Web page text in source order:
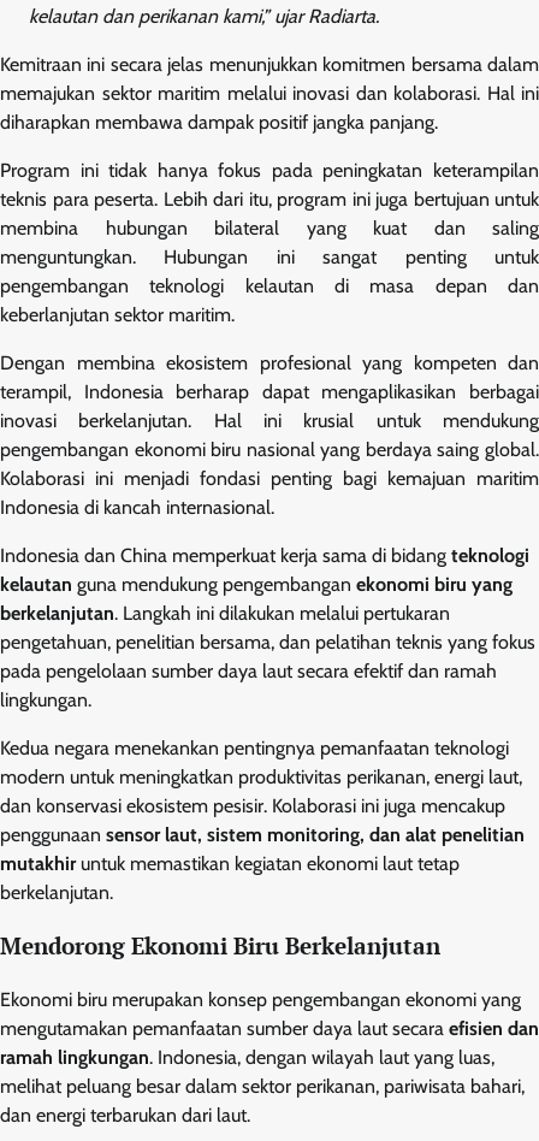
kelautan dan perikanan kami,” ujar Radiarta.
Kemitraan ini secara jelas menunjukkan komitmen bersama dalam
memajukan sektor maritim melalui inovasi dan kolaborasi. Hal ini
diharapkan membawa dampak positif jangka panjang.
Program ini tidak hanya fokus pada peningkatan keterampilan
teknis para peserta. Lebih dari itu, program ini juga bertujuan untuk
membina hubungan bilateral yang kuat dan saling
menguntungkan. Hubungan ini sangat penting untuk
pengembangan teknologi kelautan di masa depan dan
keberlanjutan sektor maritim.
Dengan membina ekosistem profesional yang kompeten dan
terampil, Indonesia berharap dapat mengaplikasikan berbagai
inovasi berkelanjutan. Hal ini krusial untuk mendukung
pengembangan ekonomi biru nasional yang berdaya saing global.
Kolaborasi ini menjadi fondasi penting bagi kemajuan maritim
Indonesia di kancah internasional.
Indonesia dan China memperkuat kerja sama di bidang teknologi
kelautan guna mendukung pengembangan ekonomi biru yang
berkelanjutan. Langkah ini dilakukan melalui pertukaran
pengetahuan, penelitian bersama, dan pelatihan teknis yang fokus
pada pengelolaan sumber daya laut secara efektif dan ramah
lingkungan.
Kedua negara menekankan pentingnya pemanfaatan teknologi
modern untuk meningkatkan produktivitas perikanan, energi laut,
dan konservasi ekosistem pesisir. Kolaborasi ini juga mencakup
penggunaan sensor laut, sistem monitoring, dan alat penelitian
mutakhiruntuk memastikan kegiatan ekonomi laut tetap
berkelanjutan.
Mendorong Ekonomi Biru Berkelanjutan
Ekonomi biru merupakan konsep pengembangan ekonomi yang
mengutamakan pemanfaatan sumber daya laut secara efisien dan
ramah lingkungan. Indonesia, dengan wilayah laut yang luas,
melihat peluang besar dalam sektor perikanan, pariwisata bahari,
dan energi terbarukan dari laut.